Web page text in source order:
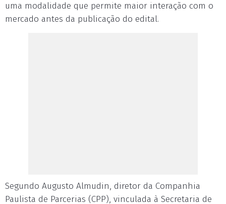
uma modalidade que permite maior interação com o
mercado antes da publicação do edital.
Segundo Augusto Almudin, diretor da Companhia
Paulista de Parcerias (CPP), vinculada à Secretaria de